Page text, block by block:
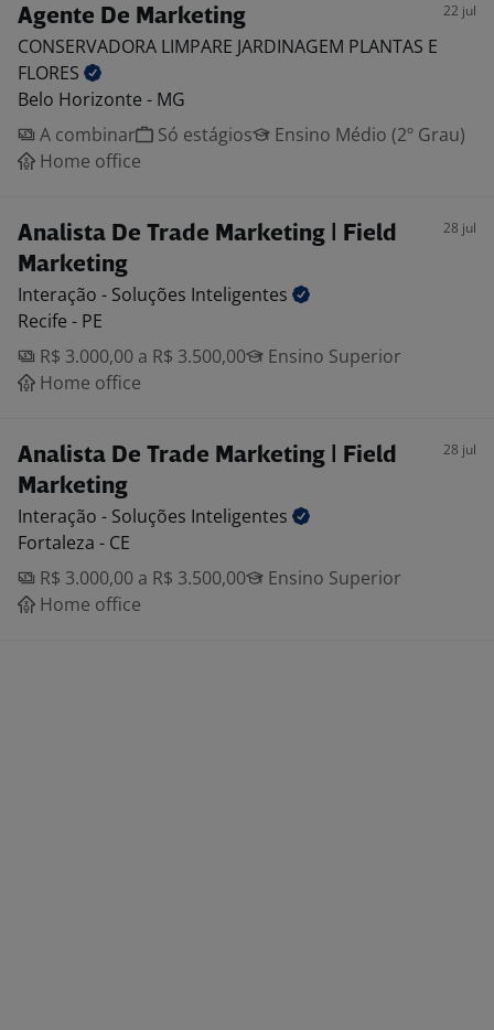
Agente De Marketing 22 jul
CONSERVADORA LIMPARE JARDINAGEM PLANTAS E
FLORES
Belo Horizonte - MG
A combinar
Só estágios
Ensino Médio (2º Grau)
Home office
Analista De Trade Marketing | Field
Marketing
28 jul
Interação - Soluções Inteligentes
Recife - PE
R$ 3.000,00 a R$ 3.500,00
Ensino Superior
Home office
Analista De Trade Marketing | Field
Marketing
28 jul
Interação - Soluções Inteligentes
Fortaleza - CE
R$ 3.000,00 a R$ 3.500,00
Ensino Superior
Home office